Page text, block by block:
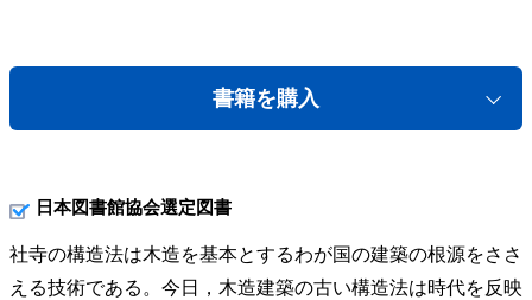
書籍を購入
日本図書館協会選定図書
社寺の構造法は木造を基本とするわが国の建築の根源をささ
える技術である。今日，木造建築の古い構造法は時代を反映